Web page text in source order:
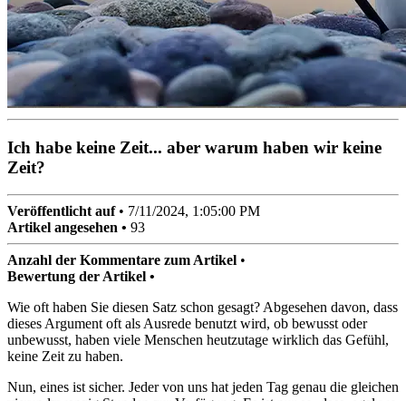
Ich habe keine Zeit... aber warum haben wir keine
Zeit?
Veröffentlicht auf• 7/11/2024, 1:05:00 PM
Artikel angesehen • 93
Anzahl der Kommentare zum Artikel •
Bewertung der Artikel •
Wie oft haben Sie diesen Satz schon gesagt? Abgesehen davon, dass
dieses Argument oft als Ausrede benutzt wird, ob bewusst oder
unbewusst, haben viele Menschen heutzutage wirklich das Gefühl,
keine Zeit zu haben.
Nun, eines ist sicher. Jeder von uns hat jeden Tag genau die gleichen